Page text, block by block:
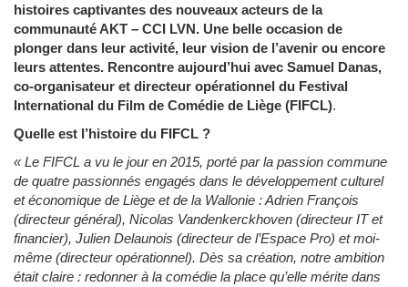
histoires captivantes des nouveaux acteurs de la
communauté AKT – CCI LVN. Une belle occasion de
plonger dans leur activité, leur vision de l’avenir ou encore
leurs attentes. Rencontre aujourd’hui avec Samuel Danas,
co-organisateur et directeur opérationnel du Festival
International du Film de Comédie de Liège (FIFCL).
Quelle est l’histoire du FIFCL ?
« Le FIFCL a vu le jour en 2015, porté par la passion commune
de quatre passionnés engagés dans le développement culturel
et économique de Liège et de la Wallonie : Adrien François
(directeur général), Nicolas Vandenkerckhoven (directeur IT et
financier), Julien Delaunois (directeur de l’Espace Pro) et moi-
même (directeur opérationnel). Dès sa création, notre ambition
était claire : redonner à la comédie la place qu’elle mérite dans